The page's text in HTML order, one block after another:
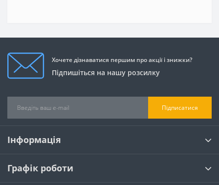
Хочете дізнаватися першим про акції і знижки?
Підпишіться на нашу розсилку
Підписатися
Інформація
Графік роботи